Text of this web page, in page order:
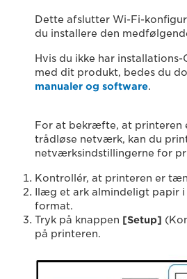
Dette afslutter Wi-Fi-
du installere den
Hvis du ikke har
med dit produkt, bedes du
manualer og software.
For at bekræfte, at printeren
trådløse netværk, kan du
netværksindstillingerne for
Kontrollér, at printeren er
Ilæg et ark almindeligt papir
format.
Tryk på knappen [Setup]
på printeren.